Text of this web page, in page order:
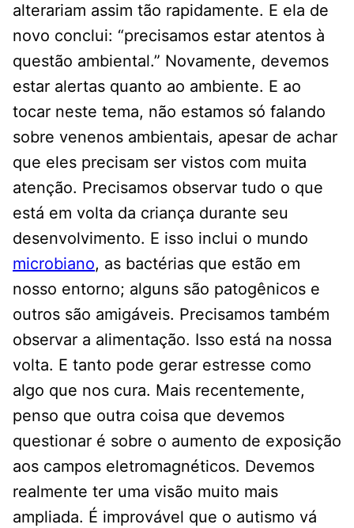
alterariam assim tão rapidamente. E ela de
novo conclui: “precisamos estar atentos à
questão ambiental.” Novamente, devemos
estar alertas quanto ao ambiente. E ao
tocar neste tema, não estamos só falando
sobre venenos ambientais, apesar de achar
que eles precisam ser vistos com muita
atenção. Precisamos observar tudo o que
está em volta da criança durante seu
desenvolvimento. E isso inclui o mundo
microbiano, as bactérias que estão em
nosso entorno; alguns são patogênicos e
outros são amigáveis. Precisamos também
observar a alimentação. Isso está na nossa
volta. E tanto pode gerar estresse como
algo que nos cura. Mais recentemente,
penso que outra coisa que devemos
questionar é sobre o aumento de exposição
aos campos eletromagnéticos. Devemos
realmente ter uma visão muito mais
ampliada. É improvável que o autismo vá